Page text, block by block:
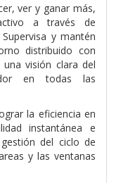
ver y ganar más,
a través de
y mantén
distribuido con
visión clara del
en todas las
la eficiencia en
instantánea e
del ciclo de
y las ventanas